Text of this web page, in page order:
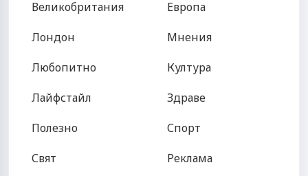
Великобритания
Лондон
Любопитно
Лайфстайл
Полезно
Свят
Европа
Мнения
Култура
Здраве
Спорт
Реклама